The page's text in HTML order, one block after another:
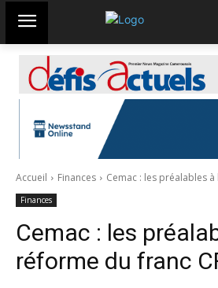
Accueil Finances Cemac : les préalables
Finances
Cemac : les
réforme du franc